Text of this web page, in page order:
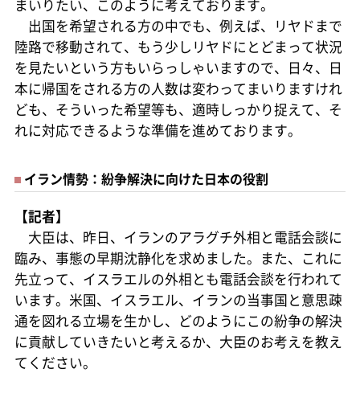
まいりたい、このように考えております。
出国を希望される方の中でも、例えば、リヤドまで
陸路で移動されて、もう少しリヤドにとどまって状況
を見たいという方もいらっしゃいますので、日々、日
本に帰国をされる方の人数は変わってまいりますけれ
ども、そういった希望等も、適時しっかり捉えて、そ
れに対応できるような準備を進めております。
イラン情勢：紛争解決に向けた日本の役割
【記者】
大臣は、昨日、イランのアラグチ外相と電話会談に
臨み、事態の早期沈静化を求めました。また、これに
先立って、イスラエルの外相とも電話会談を行われて
います。米国、イスラエル、イランの当事国と意思疎
通を図れる立場を生かし、どのようにこの紛争の解決
に貢献していきたいと考えるか、大臣のお考えを教え
てください。